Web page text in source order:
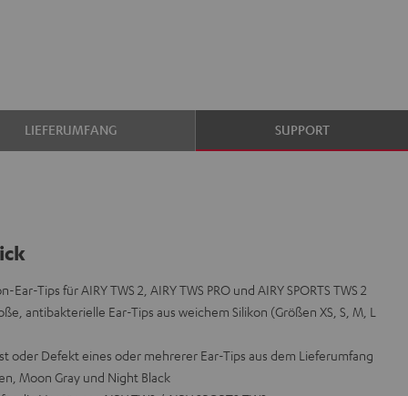
LIEFERUMFANG SUPPORT
Tips für AIRY TWS 2, AIRY TWS PRO und AIRY SPORTS TWS 2
antibakterielle Ear-Tips aus weichem Silikon (Größen XS, S, M, L
oder Defekt eines oder mehrerer Ear-Tips aus dem Lieferumfang
Moon Gray und Night Black